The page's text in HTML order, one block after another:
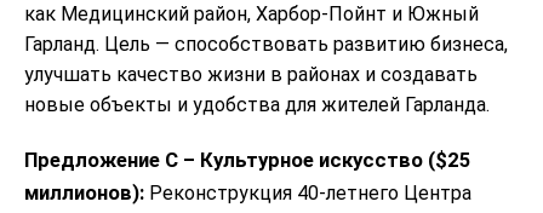
как Медицинский район, Харбор-Пойнт и Южный
Гарланд. Цель — способствовать развитию бизнеса,
улучшать качество жизни в районах и создавать
новые объекты и удобства для жителей Гарланда.
Предложение C – Культурное искусство ($25
миллионов): Реконструкция 40-летнего Центра